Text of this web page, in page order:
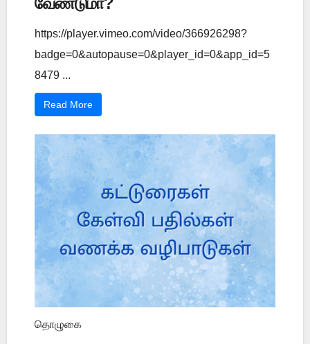
https://player.vimeo.com/video/366926298?
badge=0&autopause=0&player_id=0&app_id=5
8479 ...
Read More
தொழுகை